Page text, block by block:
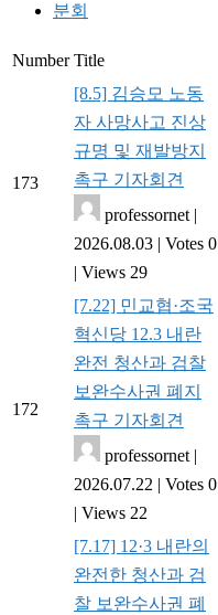
분회
Number Title
173
[8.5] 김승모 노동
자 사망사고 진상
규명 및 재발방지
촉구 기자회견
professornet |
2026.08.03 | Votes 0
| Views 29
172
[7.22] 민교협·조국
혁신당 12.3 내란
완전 청산과 검찰
보완수사권 폐지
촉구 기자회견
professornet |
2026.07.22 | Votes 0
| Views 22
[7.17] 12·3 내란의
완전한 청산과 검
찰 보완수사권 폐